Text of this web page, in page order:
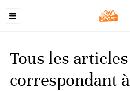
Tous les articles
correspondant à